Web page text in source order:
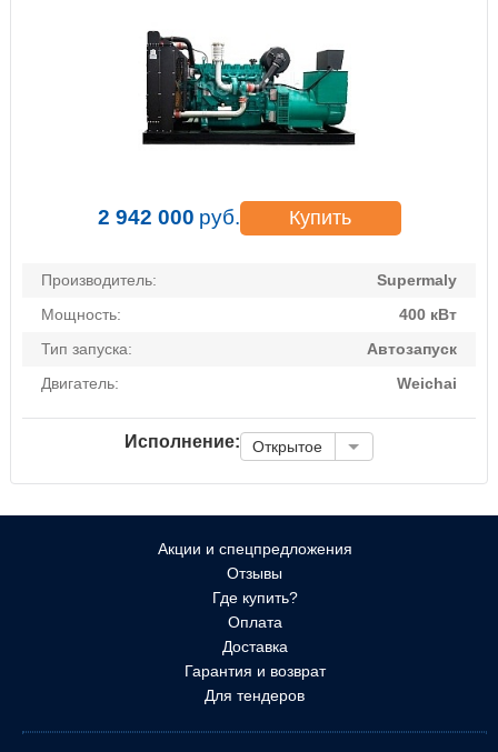
2 942 000 руб. Купить
Производитель:
Supermaly
Мощность:
400 кВт
Тип запуска:
Автозапуск
Двигатель:
Weichai
Исполнение: Открытое
Акции и спецпредложения
Отзывы
Где купить?
Оплата
Доставка
Гарантия и возврат
Для тендеров